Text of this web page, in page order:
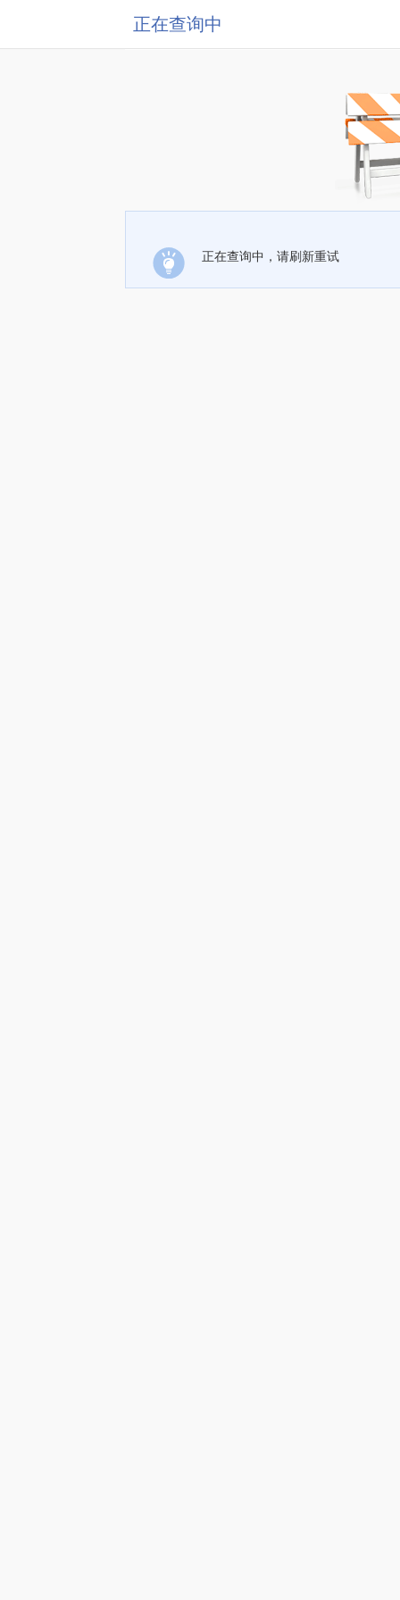
正在查询中
正在查询中，请刷新重试